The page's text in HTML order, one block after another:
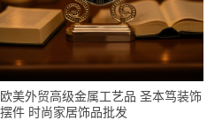
欧美外贸高级金属工艺品 圣本笃装饰
摆件 时尚家居饰品批发